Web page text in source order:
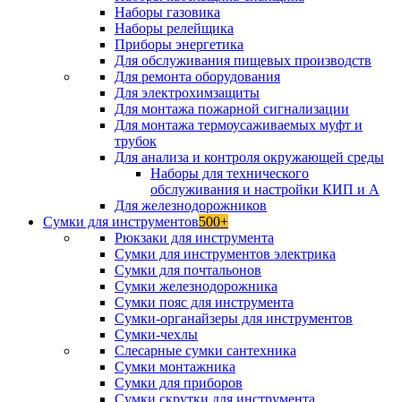
Наборы газовика
Наборы релейщика
Приборы энергетика
Для обслуживания пищевых производств
Для ремонта оборудования
Для электрохимзащиты
Для монтажа пожарной сигнализации
Для монтажа термоусаживаемых муфт и
трубок
Для анализа и контроля окружающей среды
Наборы для технического
обслуживания и настройки КИП и А
Для железнодорожников
Сумки для инструментов500+
Рюкзаки для инструмента
Сумки для инструментов электрика
Сумки для почтальонов
Сумки железнодорожника
Сумки пояс для инструмента
Сумки-органайзеры для инструментов
Сумки-чехлы
Слесарные сумки сантехника
Сумки монтажника
Сумки для приборов
Сумки скрутки для инструмента